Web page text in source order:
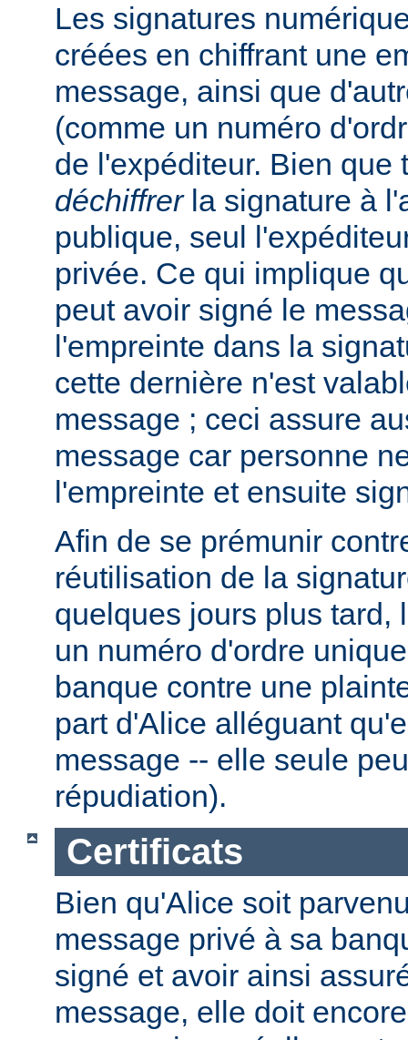
Les signatures
créées en chiffrant une
message, ainsi que
(comme un numéro
de l'expéditeur. Bien que
déchiffrerla signature à
publique, seul
privée. Ce qui implique
peut avoir signé le
l'empreinte dans la
cette dernière n'est
message ; ceci assure
message car personne
l'empreinte et ensuite
Afin de se prémunir
réutilisation de la
quelques jours plus tard,
un numéro d'ordre
banque contre une
part d'Alice alléguant
message -- elle seule
répudiation).
Certificats
Bien qu'Alice soit
message privé à sa
signé et avoir ainsi
message, elle doit